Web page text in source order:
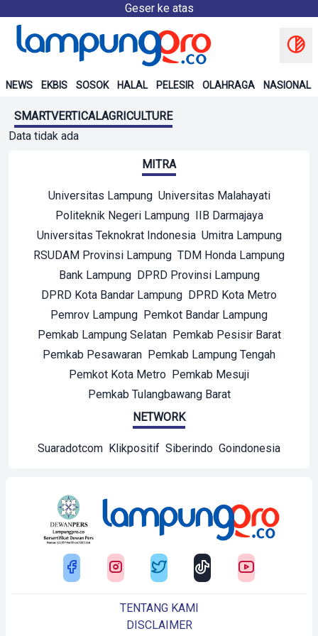
Geser ke atas
NEWS EKBIS SOSOK HALAL PELESIR OLAHRAGA NASIONAL
SMARTVERTICALAGRICULTURE
Data tidak ada
MITRA
Universitas Lampung Universitas Malahayati
Politeknik Negeri Lampung IIB Darmajaya
Universitas Teknokrat Indonesia Umitra Lampung
RSUDAM Provinsi Lampung TDM Honda Lampung
Bank Lampung DPRD Provinsi Lampung
DPRD Kota Bandar Lampung DPRD Kota Metro
Pemrov Lampung Pemkot Bandar Lampung
Pemkab Lampung Selatan Pemkab Pesisir Barat
Pemkab Pesawaran Pemkab Lampung Tengah
Pemkot Kota Metro Pemkab Mesuji
Pemkab Tulangbawang Barat
NETWORK
Suaradotcom Klikpositif Siberindo Goindonesia
TENTANG KAMI
DISCLAIMER